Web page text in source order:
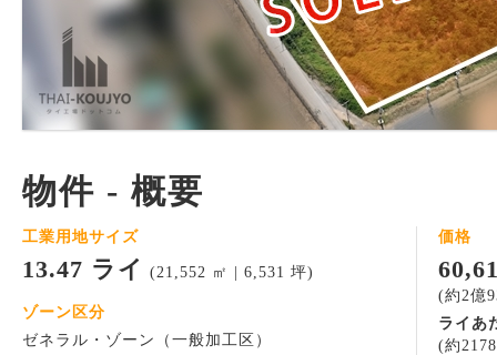
物件 - 概要
工業用地サイズ
13.47 ライ (21,552 ㎡ | 6,531 坪)
ゾーン区分
ゼネラル・ゾーン（一般加工区）
価格
(約2億
ライあ
(約